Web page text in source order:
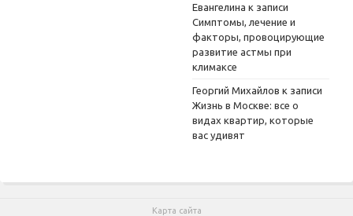
Евангелина к записи
Симптомы, лечение и
факторы, провоцирующие
развитие астмы при
климаксе
Георгий Михайлов к записи
Жизнь в Москве: все о
видах квартир, которые
вас удивят
Карта сайта